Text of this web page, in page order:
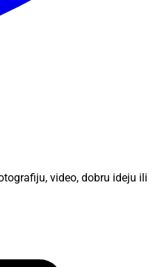
video, dobru ideju ili